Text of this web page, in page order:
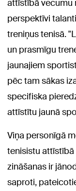
attīstībā vecumu
perspektīvi
treniņus tenisā.
un prasmīgu
jaunajiem
pēc tam sākas
specifiska
attīstītu jaunā
Viņa personīgā
tenisistu attīstībā
zināšanas ir
saproti,